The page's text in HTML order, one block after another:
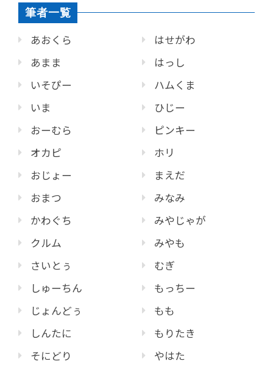
筆者一覧
あおくら
あまま
いそぴー
いま
おーむら
オカピ
おじょー
おまつ
かわぐち
クルム
さいとぅ
しゅーちん
じょんどぅ
しんたに
そにどり
はせがわ
はっし
ハムくま
ひじー
ピンキー
ホリ
まえだ
みなみ
みやじゃが
みやも
むぎ
もっちー
もも
もりたき
やはた